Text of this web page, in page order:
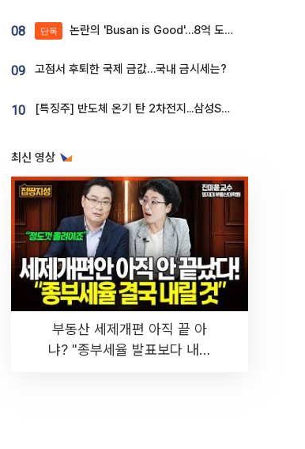
08 단독 논란의 'Busan is Good'…8억 도시브랜드, 용산 대통령실 CI 업체가 수행
09 고점서 후퇴한 국제 금값…국내 금시세는?
10 [특징주] 반도체 온기 탄 2차전지...삼성SDI, 장 초반 7% 넘게 껑충
최신 영상
부동산 세제개편 아직 끝 아
냐? "종부세율 발표보다 내릴